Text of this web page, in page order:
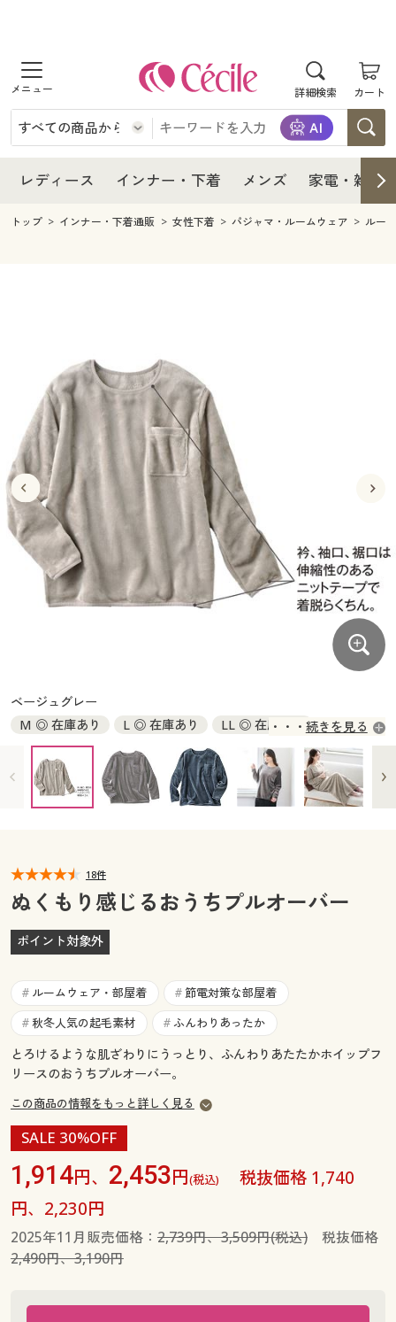
詳細検索 カート
商品を探す
レディース
レディースファッション
インナー・下着
インナー・下着通販すべて
ジュニア・ティーンズ下着
メンズ
メンズ下着
キッチン・雑貨・日用品
寝具・インテリア・家具通販すべて
家具・収納
寝具・ベッド
カーテン・ラグ・ファブリック
美容・健康
美容・健康通販すべて
美容・健康・サプリメント
制服・スクール
制服・スクールすべて
制服・学生服
ジュニア・ティーンズ下着
大きいサイズ
大きいサイズ通販すべて
大きいサイズ レディース服
大きいサイズ 事務・制服
バーゲン
バーゲンセール
詳細検索
商品カテゴリ一覧
カタログ・チラシからのご注文
デジタルカタログ
カタログ無料プレゼント
マイページ
閲覧履歴
お気に入り
サポート
ご利用ガイド
よくある質問とお問い合わせ
レディース インナー・下着 メンズ 家電・雑貨
レディース
レディース通販すべて
レディースファッション
インナー・下着
インナー・下着通販すべて
メンズ
キッチン・雑貨・日用品
家具・収納
寝具・ベッド
カーテン・ラグ・ファブリック
美容・健康通販すべて
美容・健康・サプリメント
制服・スクール
制服・スクールすべて
制服・学生服
ジュニア・ティーンズ下着
大きいサイズ
大きいサイズ通販すべて
大きいサイズ レディース服
大きいサイズ レディース下着
大きいサイズ メンズ
バーゲン
バーゲンセール
シークレットセール
詳細検索
商品カテゴリ一覧
カタログ
カタログ無料プレゼント
会員メニュー
閲覧履歴
ご利用ガイド
よくある質問とお問い合わせ
トップ インナー・下着通販 女性下着 パジャマ・ルームウェア ルー
ベージュグレー
M ◎ 在庫あり
L ◎ 在庫あり
LL ◎ 在庫あり
3L ◎ 在庫あり
続きを見る
18件
ぬくもり感じるおうちプルオーバー
ポイント対象外
# ルームウェア・部屋着 # 節電対策な部屋着
# 秋冬人気の起毛素材 # ふんわりあったか
とろけるような肌ざわりにうっとり、ふんわりあたたかホイップフ
リースのおうちプルオーバー。
この商品の情報をもっと詳しく見る
SALE 30%OFF
1,914円、 2,453円(税込)
税抜価格 1,740
円、2,230円
2025年11月販売価格： 2,739円、3,509円(税込)税抜価格
2,490円、3,190円